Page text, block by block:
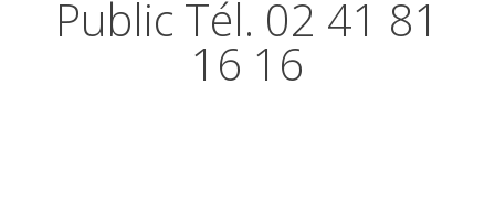
Public Tél. 02 41 81
16 16